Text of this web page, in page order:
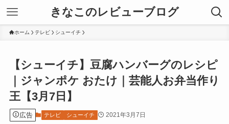
きなこのレビューブログ
ホーム テレビ シューイチ
【シューイチ】豆腐ハンバーグのレシピ
｜ジャンポケ おたけ｜芸能人お弁当作り
王【3月7日】
広告 テレビ シューイチ 2021年3月7日